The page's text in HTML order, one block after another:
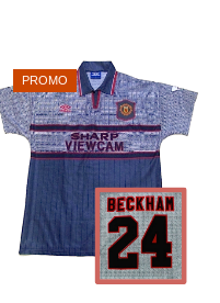
était :
69€. 49€.
PROMO